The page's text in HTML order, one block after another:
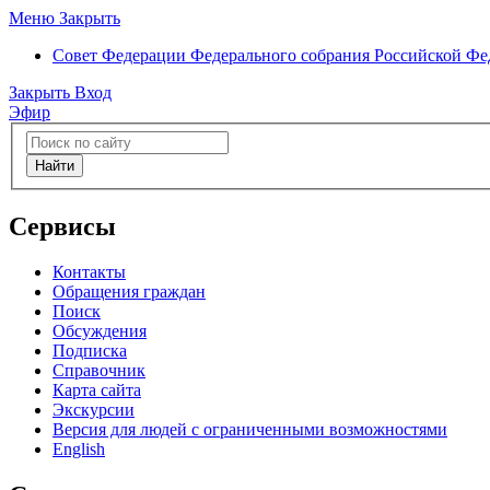
Меню Закрыть
Совет Федерации Федерального собрания Российской
Закрыть Вход
Эфир
Найти
Сервисы
Контакты
Обращения граждан
Поиск
Обсуждения
Подписка
Справочник
Карта сайта
Экскурсии
Версия для людей с ограниченными возможностями
English